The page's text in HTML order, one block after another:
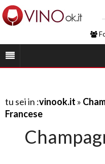
tu sei in :vinook.it »
Francese